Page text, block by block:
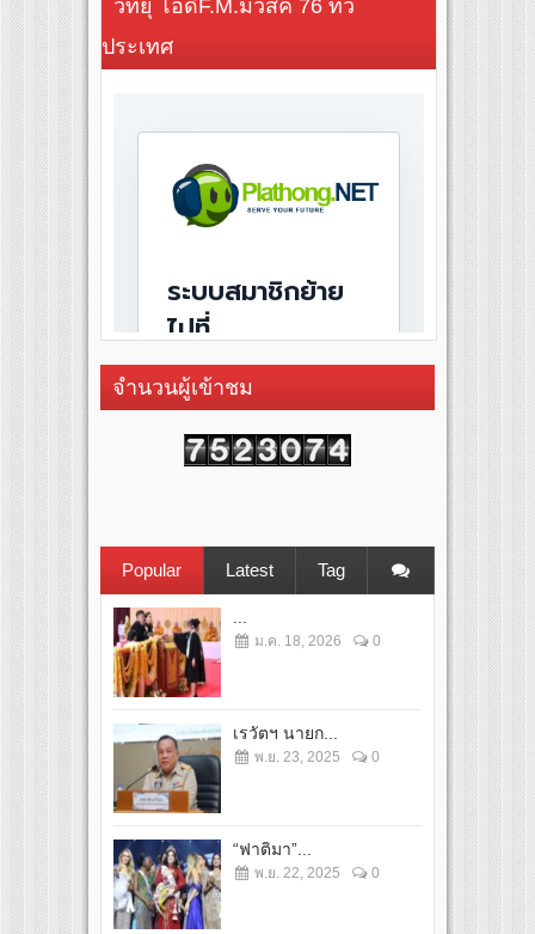
วิทยุ โอดี้F.M.มิวสิค 76 ทั่ว
ประเทศ
จำนวนผู้เข้าชม
Popular Latest Tag
...
ม.ค. 18, 2026 0
เรวัตฯ นายก...
พ.ย. 23, 2025 0
“ฟาติมา”...
พ.ย. 22, 2025 0